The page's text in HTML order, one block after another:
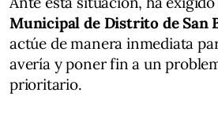
Municipal de Distrito de San
actúe de manera inmediata
avería y poner fin a un
prioritario.